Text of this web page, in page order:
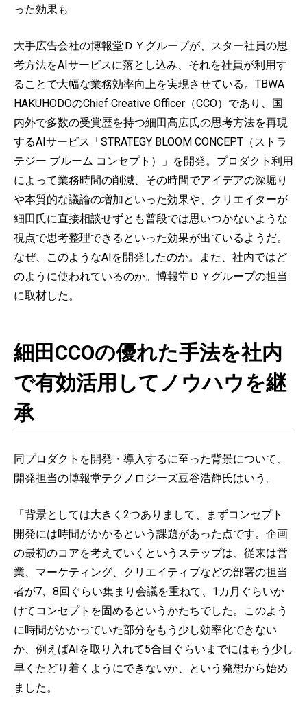
った効果も
大手広告会社の博報堂ＤＹグループが、スター社員の思
考方法をAIサービスに落とし込み、それを社員が利用す
ることで大幅な業務効率向上を実現させている。TBWA
HAKUHODOのChief Creative Officer（CCO）であり、国
内外で多数の受賞歴を持つ細田高広氏の思考方法を再現
するAIサービス「STRATEGY BLOOM CONCEPT（ストラ
テジー ブルーム コンセプト）」を開発。プロダクト利用
によって業務時間の削減、その時間でアイデアの深堀り
や本質的な議論の増加といった効果や、クリエイターが
細田氏に直接相談せずとも普段では思いつかないような
視点で思考整理できるといった効果が出ているようだ。
なぜ、このようなAIを開発したのか。また、社内ではど
のように使われているのか。博報堂ＤＹグループの担当
に取材した。
細田CCOの優れた手法を社内
で有効活用してノウハウを継
承
同プロダクトを開発・導入するに至った背景について、
開発担当の博報堂テクノロジーズ豆谷浩輝氏はいう。
「背景としては大きく2つありまして、まずコンセプト
開発には時間がかかるという課題があった点です。企画
の最初のコアを考えていくというステップは、従来は営
業、マーケティング、クリエイティブなどの部署の担当
者が7、8回ぐらい集まり会議を重ねて、1カ月ぐらいか
けてコンセプトを固めるというかたちでした。このよう
に時間がかかっていた部分をもう少し効率化できない
か、例えばAIを取り入れて5合目ぐらいまでにはもう少し
早くたどり着くようにできないか、という発想から始め
ました。